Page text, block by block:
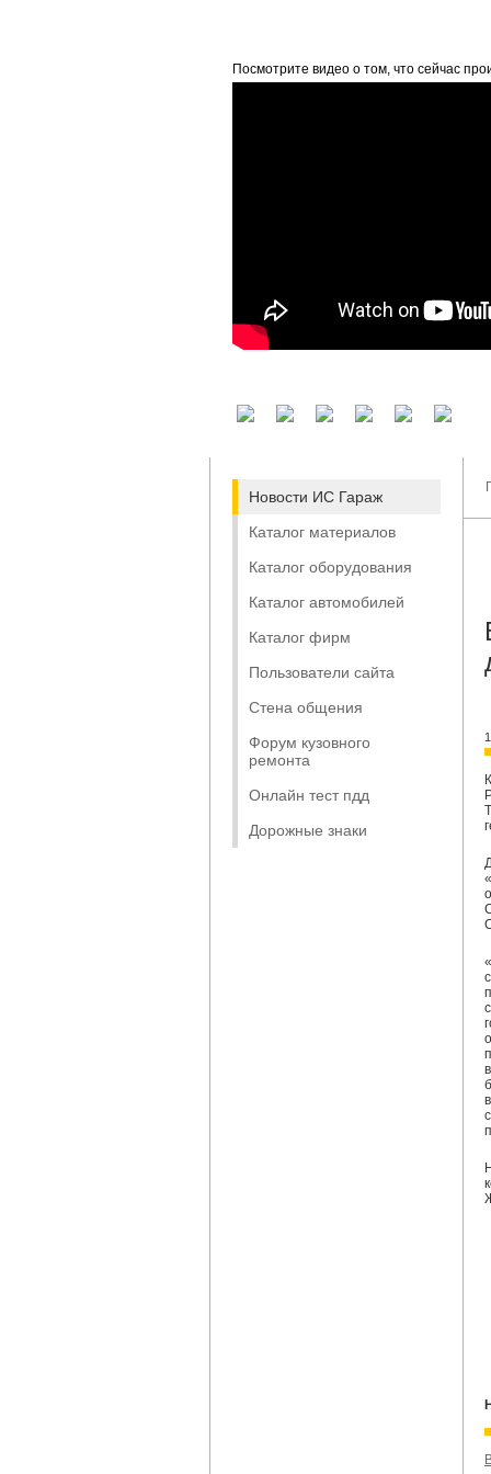
Посмотрите видео о том, что сейчас
Новости ИС Гараж
Каталог материалов
Каталог оборудования
Каталог автомобилей
Каталог фирм
Пользователи сайта
Стена общения
Форум кузовного
ремонта
Онлайн тест пдд
Дорожные знаки